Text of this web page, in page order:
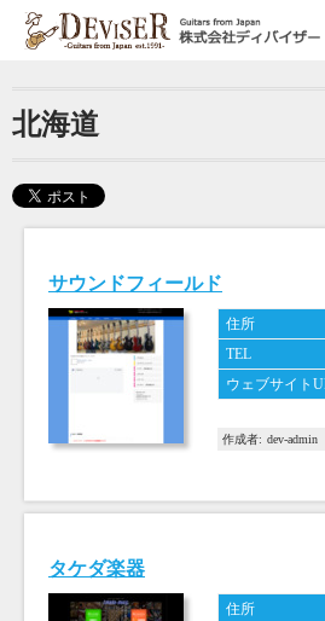
Jump to
現
地
北海道
サウンドフィールド
住所
TEL
ウェブサイト
作成者: dev-admin
タケダ楽器
住所